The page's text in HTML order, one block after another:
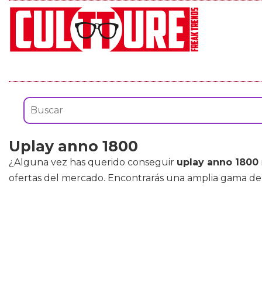
Uplay anno 1800
¿Alguna vez has querido conseguir uplay anno 1800
ofertas del mercado. Encontrarás una amplia gama